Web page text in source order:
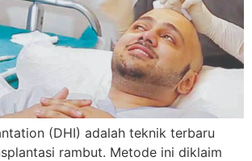
(DHI) adalah teknik terbaru
rambut. Metode ini diklaim